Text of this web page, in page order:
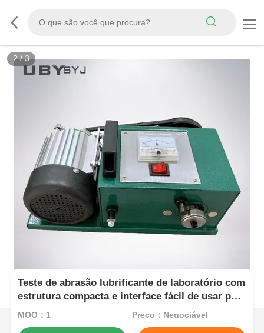
3/3
Teste de abrasão lubrificante de laboratório com
estrutura compacta e interface fácil de usar para
ensaios de resistência ao atrito e ao desgaste
MOQ：1 Preço：Negociável